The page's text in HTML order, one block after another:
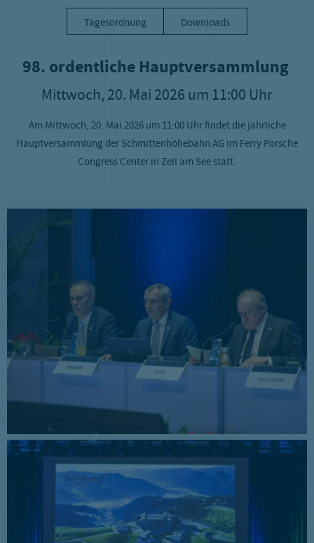
Tagesordnung Downloads
98. ordentliche Hauptversammlung
Mittwoch, 20. Mai 2026 um 11:00 Uhr
Am Mittwoch, 20. Mai 2026 um 11:00 Uhr findet die jährliche
Hauptversammlung der Schmittenhöhebahn AG im Ferry Porsche
Congress Center in Zell am See statt.